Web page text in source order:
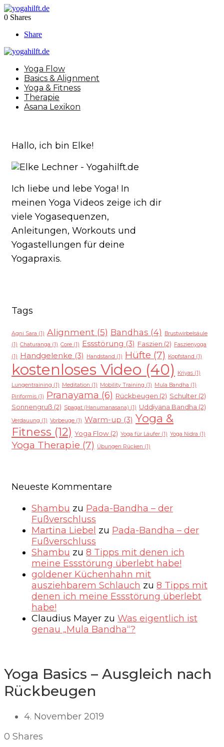
0 Shares
Share
Yoga Flow
Basics & Alignment
Yoga & Fitness
Therapie
Asana Lexikon
Hallo, ich bin Elke!
Ich liebe und lebe Yoga! In
meinen Yoga Videos zeige ich dir
viele Yogasequenzen,
Anleitungen, Workouts und
Yogastellungen für deine
Yogapraxis.
Tags
Agni Sara (1) Alignment (5) Bandhas (4)
Brustwirbelsäule
(1) Chaturanga (1) Core (1) Essstörung (3) Faszien (2) Faszienyoga
(1)
Handgelenke (3) Handstand (1) Hüfte (7) Kopfstand (1)
kostenloses Video (40) Kriyas (1)
Lungentraining (1) Meditation (1) Mobility Training (1) Mula Bandha (1)
Piriformis (1) Pranayama (6) Rückbeugen (2) Schulter (2)
Sonnengruß (2) Spagat (Hanumanasana) (1) Uddiyana Bandha (2)
Verdauung (1) Vorbeuge (1) Warm-up (3) Yoga &
Fitness (12) Yoga Flow (2) Yoga für Läufer (1) Yoga Nidra (1)
Yoga Therapie (7) Übungen Rücken (1)
Neueste Kommentare
Shambu zu Pada-Bandha – der
Fußverschluss
Martina Liebel zu Pada-Bandha – der
Fußverschluss
Shambu zu 8 Tipps mit denen ich
meine Essstörung überlebt habe!
goldener Küchenhahn mit
ausziehbarem Schlauch zu 8 Tipps mit
denen ich meine Essstörung überlebt
habe!
Claudius Mayer zu Was eigentlich ist
genau „Mula Bandha“?
Yoga Basics – Ausgleich nach
Rückbeugen
4. November 2019
0 Shares